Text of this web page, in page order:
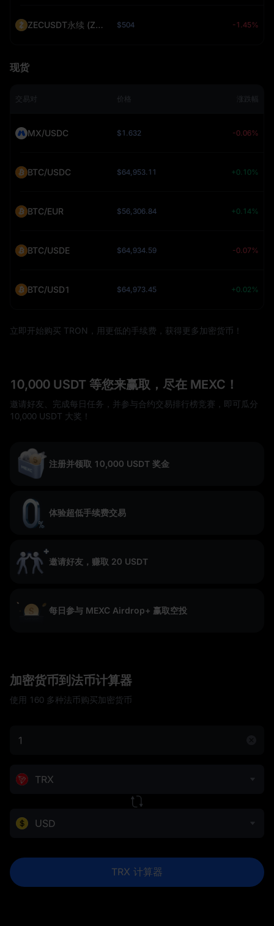
ZECUSDT永续 (ZEC) $504 -1.45%
现货
交易对 价格
MX/USDC $1.632 -0.06%
BTC/USDC $64,953.11 +0.10%
BTC/EUR $56,306.84 +0.14%
BTC/USDE $64,934.59 -0.07%
BTC/USD1 $64,973.45 +0.02%
立即开始购买 TRON，用更低的手续费，获得更多加密货币！
10,000 USDT 等您来赢取，尽在 MEXC！
邀请好友、完成每日任务，并参与合约交易排行榜竞赛，即可瓜分
10,000 USDT 大奖！
注册并领取 10,000 USDT 奖金
体验超低手续费交易
邀请好友，赚取 20 USDT
每日参与 MEXC Airdrop+ 赢取空投
加密货币到法币计算器
使用 160 多种法币购买加密货币
TRX
USD
TRX 计算器